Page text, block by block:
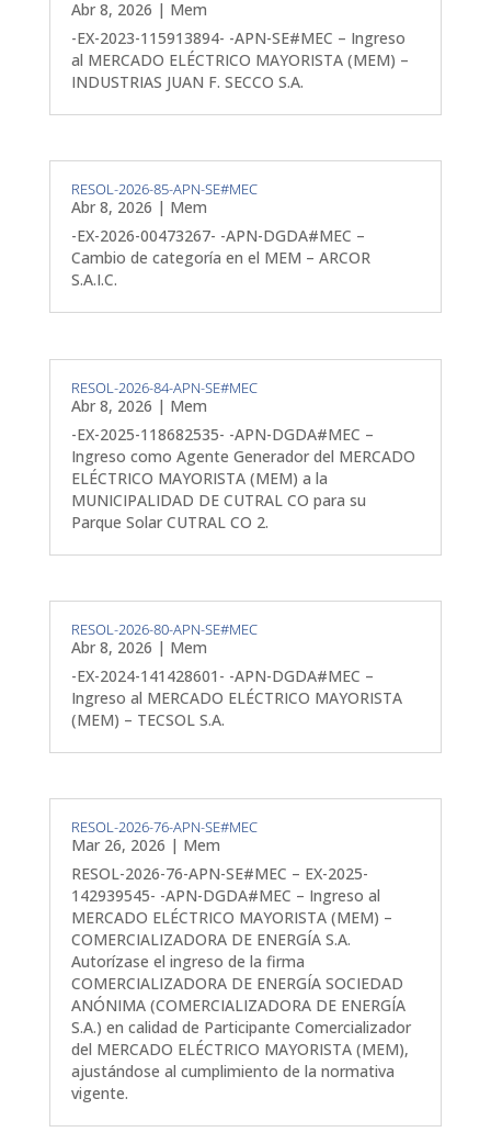
Abr 8, 2026 | Mem
-EX-2023-115913894- -APN-SE#MEC – Ingreso
al MERCADO ELÉCTRICO MAYORISTA (MEM) –
INDUSTRIAS JUAN F. SECCO S.A.
RESOL-2026-85-APN-SE#MEC
Abr 8, 2026 | Mem
-EX-2026-00473267- -APN-DGDA#MEC –
Cambio de categoría en el MEM – ARCOR
S.A.I.C.
RESOL-2026-84-APN-SE#MEC
Abr 8, 2026 | Mem
-EX-2025-118682535- -APN-DGDA#MEC –
Ingreso como Agente Generador del MERCADO
ELÉCTRICO MAYORISTA (MEM) a la
MUNICIPALIDAD DE CUTRAL CO para su
Parque Solar CUTRAL CO 2.
RESOL-2026-80-APN-SE#MEC
Abr 8, 2026 | Mem
-EX-2024-141428601- -APN-DGDA#MEC –
Ingreso al MERCADO ELÉCTRICO MAYORISTA
(MEM) – TECSOL S.A.
RESOL-2026-76-APN-SE#MEC
Mar 26, 2026 | Mem
RESOL-2026-76-APN-SE#MEC – EX-2025-
142939545- -APN-DGDA#MEC – Ingreso al
MERCADO ELÉCTRICO MAYORISTA (MEM) –
COMERCIALIZADORA DE ENERGÍA S.A.
Autorízase el ingreso de la firma
COMERCIALIZADORA DE ENERGÍA SOCIEDAD
ANÓNIMA (COMERCIALIZADORA DE ENERGÍA
S.A.) en calidad de Participante Comercializador
del MERCADO ELÉCTRICO MAYORISTA (MEM),
ajustándose al cumplimiento de la normativa
vigente.